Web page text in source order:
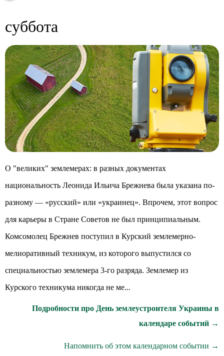
суббота
О "великих" землемерах: в разных документах
национальность Леонида Ильича Брежнева была указана по-
разному — «русский» или «украинец». Впрочем, этот вопрос
для карьеры в Стране Советов не был принципиальным.
Комсомолец Брежнев поступил в Курский землемерно-
мелиоративный техникум, из которого выпустился со
специальностью землемера 3-го разряда. Землемер из
Курского техникума никогда не ме...
Подробности про День землеустроителя Украины в
календаре событий →
Напомнить об этом календарном событии →